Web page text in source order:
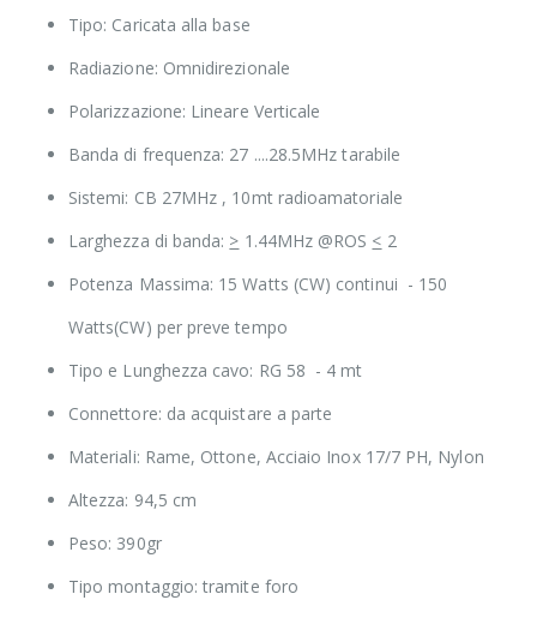
Tipo: Caricata alla base
Radiazione: Omnidirezionale
Polarizzazione: Lineare Verticale
Banda di frequenza: 27 ....28.5MHz tarabile
Sistemi: CB 27MHz , 10mt radioamatoriale
Larghezza di banda: > 1.44MHz @ROS < 2
Potenza Massima: 15 Watts (CW) continui - 150
Watts(CW) per preve tempo
Tipo e Lunghezza cavo: RG 58 - 4 mt
Connettore: da acquistare a parte
Materiali: Rame, Ottone, Acciaio Inox 17/7 PH, Nylon
Altezza: 94,5 cm
Peso: 390gr
Tipo montaggio: tramite foro